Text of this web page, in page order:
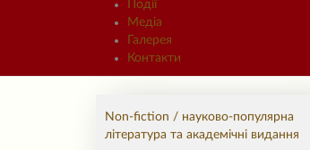
Події
Медіа
Галерея
Контакти
Non-fiction / науково-популярна
література та академічні видання